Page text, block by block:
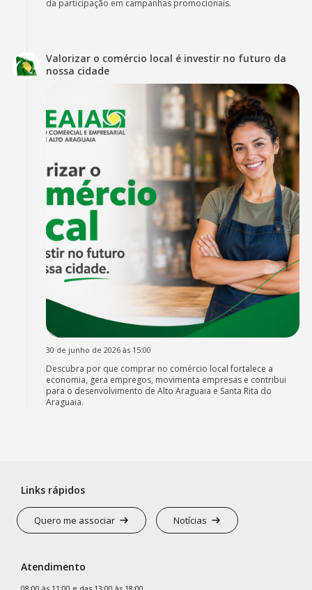
da participação em campanhas promocionais.
Valorizar o comércio local é investir no futuro da
nossa cidade
30 de junho de 2026 às 15:00
Descubra por que comprar no comércio local fortalece a
economia, gera empregos, movimenta empresas e contribui
para o desenvolvimento de Alto Araguaia e Santa Rita do
Araguaia.
Links rápidos
Quero me associar Notícias
Atendimento